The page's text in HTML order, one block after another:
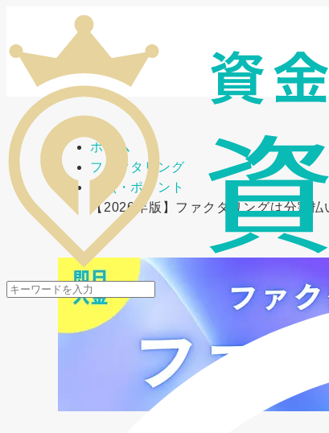
メニューを開閉
ホーム
ファクタリング
要点・ポイント
【2026年版】ファクタリングは分割